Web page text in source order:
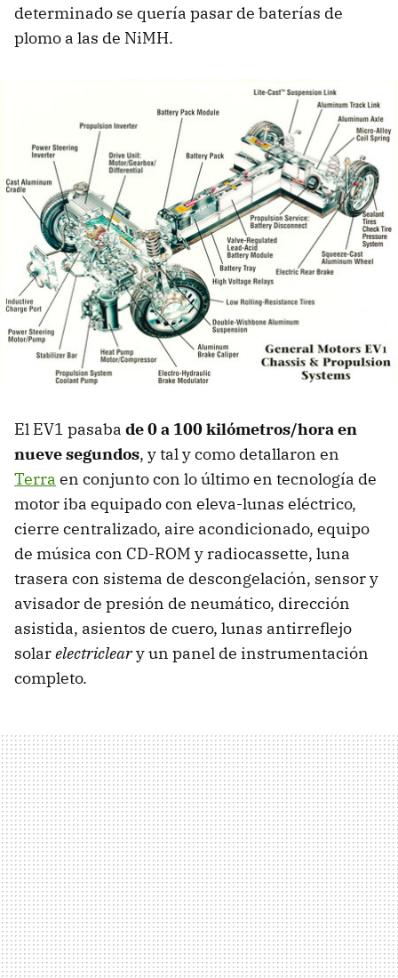
determinado se quería pasar de baterías de
plomo a las de NiMH.
El EV1 pasaba de 0 a 100 kilómetros/hora en
nueve segundos, y tal y como detallaron en
Terra en conjunto con lo último en tecnología de
motor iba equipado con eleva-lunas eléctrico,
cierre centralizado, aire acondicionado, equipo
de música con CD-ROM y radiocassette, luna
trasera con sistema de descongelación, sensor y
avisador de presión de neumático, dirección
asistida, asientos de cuero, lunas antirreflejo
solarelectricleary un panel de instrumentación
completo.